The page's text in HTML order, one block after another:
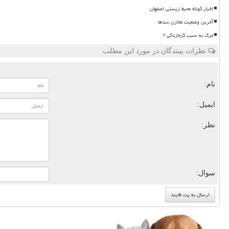
اخبار کوتاه محیط زیستی اصفهان
آخرین وضعیت مخازن سدها
مرگ به سبب گرمازدگی ؟
نظرات بینندگان در مورد این مطلب
نام:
ایمیل:
نظر:
سوال: